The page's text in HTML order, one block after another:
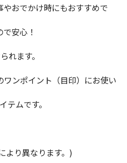
おでかけ時にもおすすめで
安心！
れます。
ンポイント（目印）にお使い
テムです。
より異なります。)